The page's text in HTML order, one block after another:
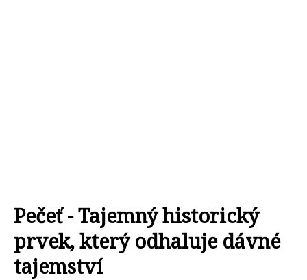
Pečeť - Tajemný historický
prvek, který odhaluje dávné
tajemství